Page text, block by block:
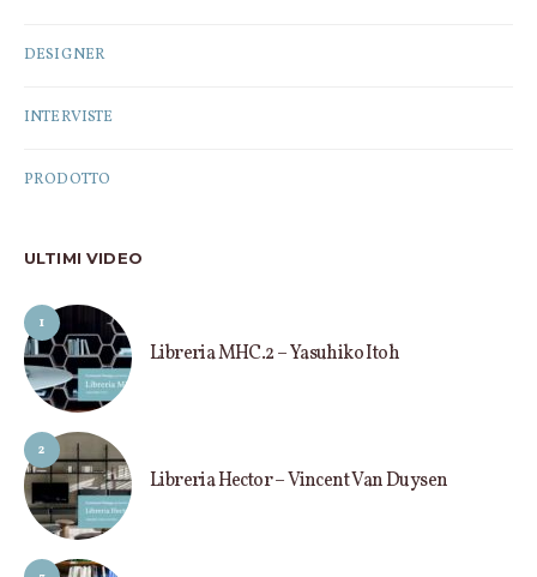
DESIGNER
INTERVISTE
PRODOTTO
ULTIMI VIDEO
1
Libreria MHC.2 – Yasuhiko Itoh
2
Libreria Hector – Vincent Van Duysen